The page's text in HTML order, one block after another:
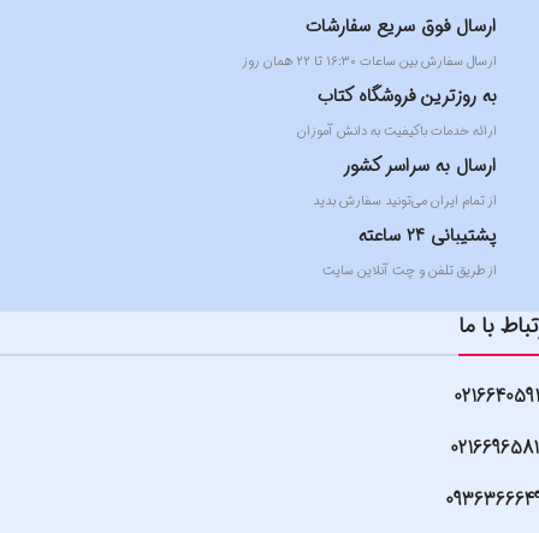
ارسال فوق سریع سفارشات
ارسال سفارش بین ساعات ۱۶:۳۰ تا ۲۲ همان روز
به روزترین فروشگاه کتاب
ارائه خدمات باکیفیت به دانش آموزان
ارسال به سراسر کشور
از تمام ایران می‌تونید سفارش بدید
پشتیبانی 24 ساعته
از طریق تلفن و چت آنلاین سایت
با ما